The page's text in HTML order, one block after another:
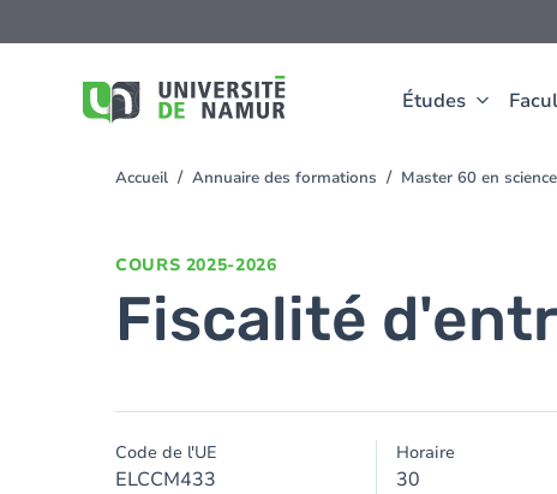
Études
au
You
Accueil Annuaire des formations Master 60 en
COURS 2025-2026
Fiscalité
Code de l'UE
ELCCM433
Horaire
30